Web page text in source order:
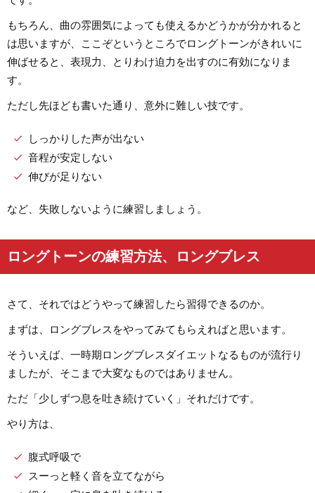
もちろん、曲の雰囲気によっても使えるかどうかが分かれると
は思いますが、ここぞというところでロングトーンがきれいに
伸ばせると、表現力、とりわけ迫力を出すのに有効になりま
す。
ただし先ほども書いた通り、意外に難しい技です。
しっかりした声が出ない
音程が安定しない
伸びが足りない
など、失敗しないように練習しましょう。
ロングトーンの練習方法、ロングブレス
さて、それではどうやって練習したら習得できるのか。
まずは、ロングブレスをやってみてもらえればと思います。
そういえば、一時期ロングブレスダイエットなるものが流行り
ましたが、そこまで大変なものではありません。
ただ「少しずつ息を吐き続けていく」それだけです。
やり方は、
腹式呼吸で
スーっと軽く音を立てながら